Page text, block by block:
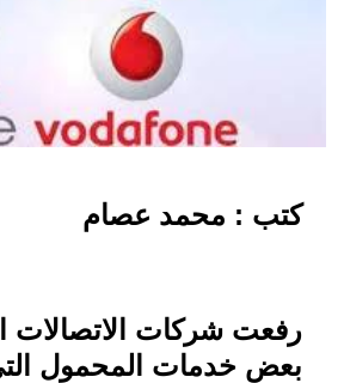
كتب : محمد عصام
رفعت شركات الاتصالات
بعض خدمات المحمول